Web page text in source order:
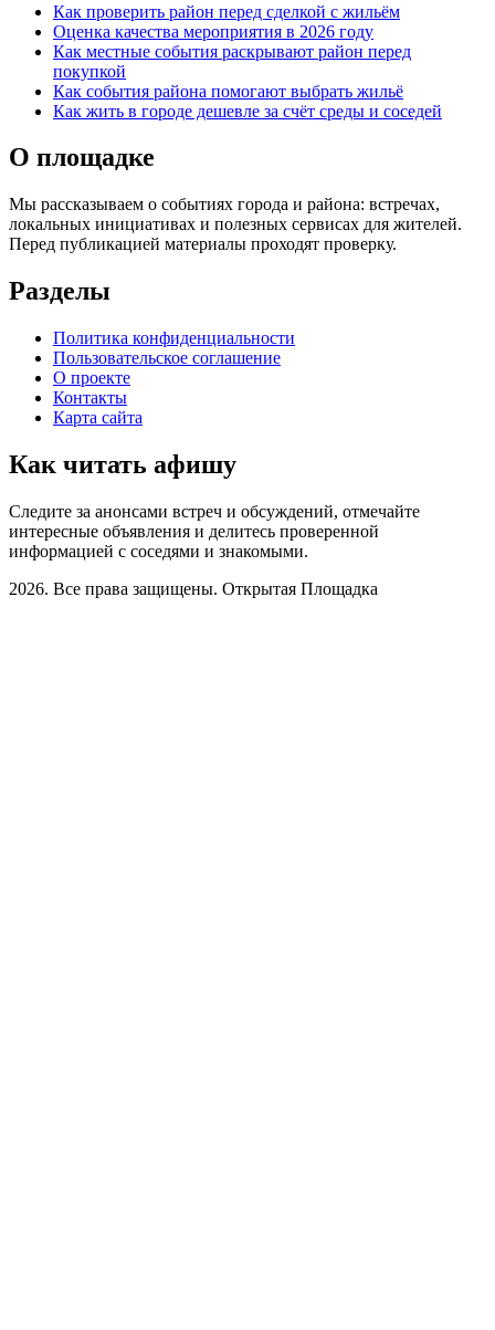
Как проверить район перед сделкой с жильём
Оценка качества мероприятия в 2026 году
Как местные события раскрывают район перед
покупкой
Как события района помогают выбрать жильё
Как жить в городе дешевле за счёт среды и соседей
О площадке
Мы рассказываем о событиях города и района: встречах,
локальных инициативах и полезных сервисах для жителей.
Перед публикацией материалы проходят проверку.
Разделы
Политика конфиденциальности
Пользовательское соглашение
О проекте
Контакты
Карта сайта
Как читать афишу
Следите за анонсами встреч и обсуждений, отмечайте
интересные объявления и делитесь проверенной
информацией с соседями и знакомыми.
2026. Все права защищены. Открытая Площадка